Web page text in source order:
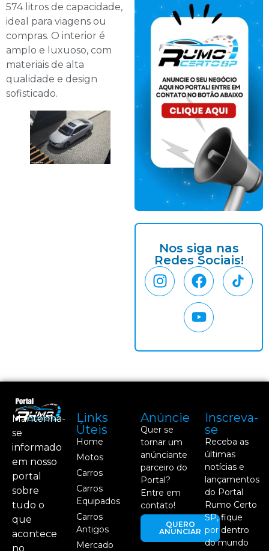
574 litros de capacidade,
ideal para viagens ou
compras. O interior é
amplo e luxuoso, com
materiais de alta
qualidade e design
sofisticado.
Nos siga nas
Redes Sociais!
Mantenha-
se
informado
em nosso
portal
sobre
tudo o
que
acontece
no
Links
Úteis
Home
Motos
Carros
Carros
Equipados
Carros
Antigos
Mercado
Anúncie
Quer se
tornar um
anúnciante
parceiro do
Portal?
Entre em
contato!
QUERO
ANUNCIAR
Inscreva-
se
Receba as
últimas
notícias e
lançamentos
do Portal
Rumo Certo
SP, fique
por dentro
do mundo